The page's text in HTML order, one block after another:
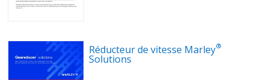
Réducteur de vitesse Marley®
Solutions